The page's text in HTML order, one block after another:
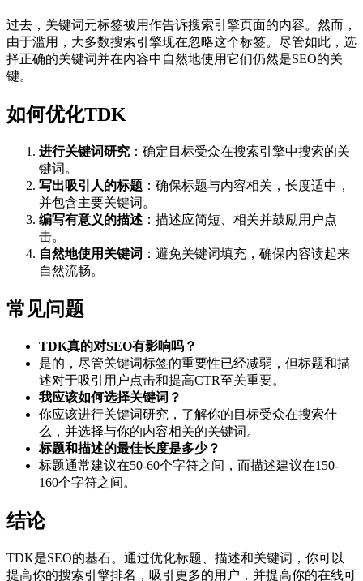
过去，关键词元标签被用作告诉搜索引擎页面的内容。然而，
由于滥用，大多数搜索引擎现在忽略这个标签。尽管如此，选
择正确的关键词并在内容中自然地使用它们仍然是SEO的关
键。
如何优化TDK
进行关键词研究 ：确定目标受众在搜索引擎中搜索的关
键词。
写出吸引人的标题 ：确保标题与内容相关，长度适中，
并包含主要关键词。
编写有意义的描述 ：描述应简短、相关并鼓励用户点
击。
自然地使用关键词 ：避免关键词填充，确保内容读起来
自然流畅。
常见问题
TDK真的对SEO有影响吗？
是的，尽管关键词标签的重要性已经减弱，但标题和描
述对于吸引用户点击和提高CTR至关重要。
我应该如何选择关键词？
你应该进行关键词研究，了解你的目标受众在搜索什
么，并选择与你的内容相关的关键词。
标题和描述的最佳长度是多少？
标题通常建议在50-60个字符之间，而描述建议在150-
160个字符之间。
结论
TDK是SEO的基石。通过优化标题、描述和关键词，你可以
提高你的搜索引擎排名，吸引更多的用户，并提高你的在线可